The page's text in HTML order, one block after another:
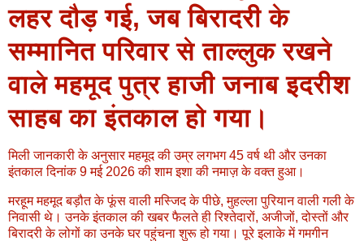
लहर दौड़ गई, जब बिरादरी के
सम्मानित परिवार से ताल्लुक रखने
वाले महमूद पुत्र हाजी जनाब इदरीश
साहब का इंतकाल हो गया।
मिली जानकारी के अनुसार महमूद की उम्र लगभग 45 वर्ष थी और उनका
इंतकाल दिनांक 9 मई 2026 की शाम इशा की नमाज़ के वक्त हुआ।
मरहूम महमूद बड़ौत के फूंस वाली मस्जिद के पीछे, मुहल्ला पुरियान वाली गली के
निवासी थे। उनके इंतकाल की खबर फैलते ही रिश्तेदारों, अजीजों, दोस्तों और
बिरादरी के लोगों का उनके घर पहुंचना शुरू हो गया। पूरे इलाके में गमगीन